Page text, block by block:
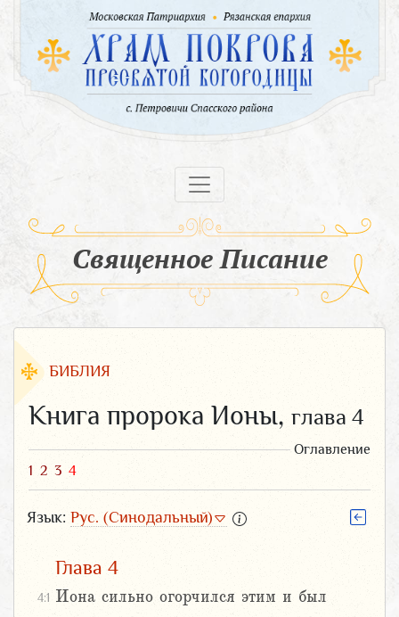
Священное Писание
БИБЛИЯ
Книга пророка Ионы, глава 4
Оглавление
1 2 3 4
Язык: Рус. (Синодальный)
Глава 4
4:1 Иона сильно огорчился этим и был